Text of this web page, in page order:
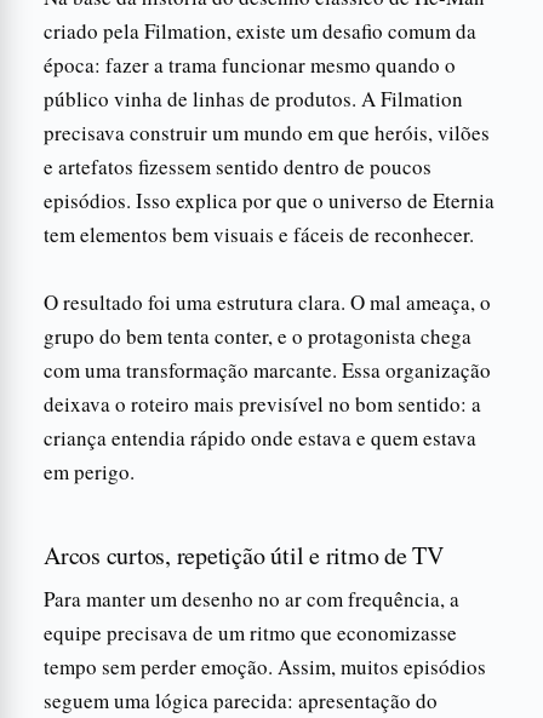
criado pela Filmation, existe um desafio comum da
época: fazer a trama funcionar mesmo quando o
público vinha de linhas de produtos. A Filmation
precisava construir um mundo em que heróis, vilões
e artefatos fizessem sentido dentro de poucos
episódios. Isso explica por que o universo de Eternia
tem elementos bem visuais e fáceis de reconhecer.
O resultado foi uma estrutura clara. O mal ameaça, o
grupo do bem tenta conter, e o protagonista chega
com uma transformação marcante. Essa organização
deixava o roteiro mais previsível no bom sentido: a
criança entendia rápido onde estava e quem estava
em perigo.
Arcos curtos, repetição útil e ritmo de TV
Para manter um desenho no ar com frequência, a
equipe precisava de um ritmo que economizasse
tempo sem perder emoção. Assim, muitos episódios
seguem uma lógica parecida: apresentação do